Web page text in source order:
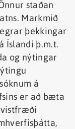
staðan
Markmið
þekkingar
Íslandi þ.m.t.
og nýtingar
á
er að bæta
vistfræði